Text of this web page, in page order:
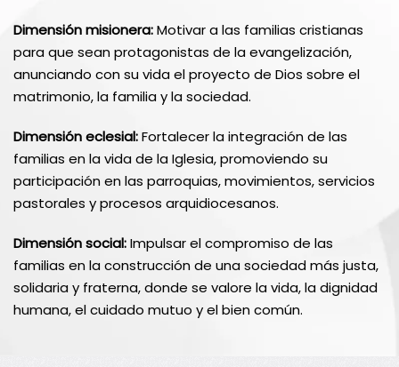
Dimensión misionera:Motivar a las familias cristianas
para que sean protagonistas de la evangelización,
anunciando con su vida el proyecto de Dios sobre el
matrimonio, la familia y la sociedad.
Dimensión eclesial:Fortalecer la integración de las
familias en la vida de la Iglesia, promoviendo su
participación en las parroquias, movimientos, servicios
pastorales y procesos arquidiocesanos.
Dimensión social:Impulsar el compromiso de las
familias en la construcción de una sociedad más justa,
solidaria y fraterna, donde se valore la vida, la dignidad
humana, el cuidado mutuo y el bien común.